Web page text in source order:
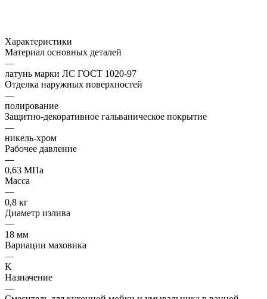
Характеристики
Материал основных деталей
—
латунь марки ЛС ГОСТ 1020-97
Отделка наружных поверхностей
—
полирование
Защитно-декоративное гальваническое покрытие
—
никель-хром
Рабочее давление
—
0,63 МПа
Масса
—
0,8 кг
Диаметр излива
—
18 мм
Вариации маховика
—
K
Назначение
—